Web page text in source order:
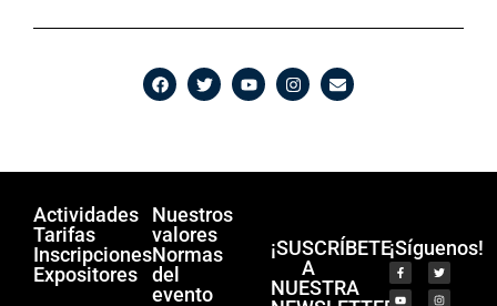
Actividades
Tarifas
Inscripciones
Expositores
Nuestros
valores
Normas
del
evento
¡SUSCRÍBETE
A
NUESTRA
¡Síguenos!